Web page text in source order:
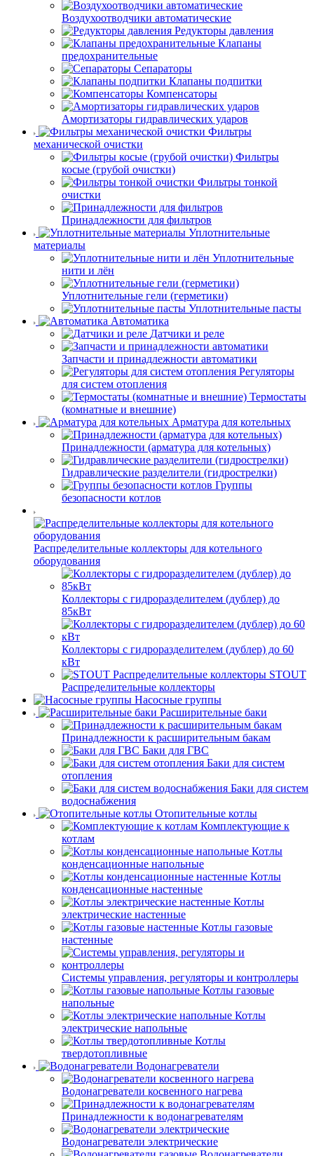
Воздухоотводчики автоматические
Редукторы давления
Клапаны
предохранительные
Сепараторы
Клапаны подпитки
Компенсаторы
Амортизаторы гидравлических ударов
Фильтры
механической очистки
Фильтры
косые (грубой очистки)
Фильтры тонкой
очистки
Принадлежности для фильтров
Уплотнительные
материалы
Уплотнительные
нити и лён
Уплотнительные гели (герметики)
Уплотнительные пасты
Автоматика
Датчики и реле
Запчасти и принадлежности автоматики
Регуляторы
для систем отопления
Термостаты
(комнатные и внешние)
Арматура для котельных
Принадлежности (арматура для котельных)
Гидравлические разделители (гидрострелки)
Группы
безопасности котлов
Распределительные коллекторы для котельного
оборудования
Коллекторы с гидроразделителем (дублер) до
85кВт
Коллекторы с гидроразделителем (дублер) до 60
кВт
STOUT
Распределительные коллекторы
Насосные группы
Расширительные баки
Принадлежности к расширительным бакам
Баки для ГВС
Баки для систем
отопления
Баки для систем
водоснабжения
Отопительные котлы
Комплектующие к
котлам
Котлы
конденсационные напольные
Котлы
конденсационные настенные
Котлы
электрические настенные
Котлы газовые
настенные
Системы управления, регуляторы и контроллеры
Котлы газовые
напольные
Котлы
электрические напольные
Котлы
твердотопливные
Водонагреватели
Водонагреватели косвенного нагрева
Принадлежности к водонагревателям
Водонагреватели электрические